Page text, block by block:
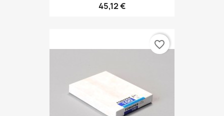
45,12 €
favorite_border